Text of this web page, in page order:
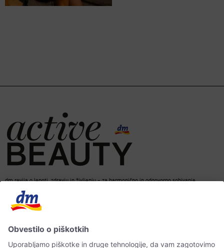
dm revija o lepoti, zdravju in življenju – za harmonično in odgovorno sobivanje.